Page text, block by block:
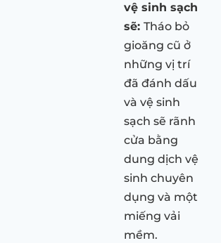
vệ sinh sạch
sẽ: Tháo bỏ
gioăng cũ ở
những vị trí
đã đánh dấu
và vệ sinh
sạch sẽ rãnh
cửa bằng
dung dịch vệ
sinh chuyên
dụng và một
miếng vải
mềm.